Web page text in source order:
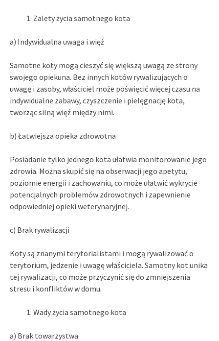
Zalety życia samotnego kota
a) Indywidualna uwaga i więź
Samotne koty mogą cieszyć się większą uwagą ze strony
swojego opiekuna. Bez innych kotów rywalizujących o
uwagę i zasoby, właściciel może poświęcić więcej czasu na
indywidualne zabawy, czyszczenie i pielęgnację kota,
tworząc silną więź między nimi.
b) Łatwiejsza opieka zdrowotna
Posiadanie tylko jednego kota ułatwia monitorowanie jego
zdrowia. Można skupić się na obserwacji jego apetytu,
poziomie energii i zachowaniu, co może ułatwić wykrycie
potencjalnych problemów zdrowotnych i zapewnienie
odpowiedniej opieki weterynaryjnej.
c) Brak rywalizacji
Koty są znanymi terytorialistami i mogą rywalizować o
terytorium, jedzenie i uwagę właściciela. Samotny kot unika
tej rywalizacji, co może przyczynić się do zmniejszenia
stresu i konfliktów w domu.
Wady życia samotnego kota
a) Brak towarzystwa